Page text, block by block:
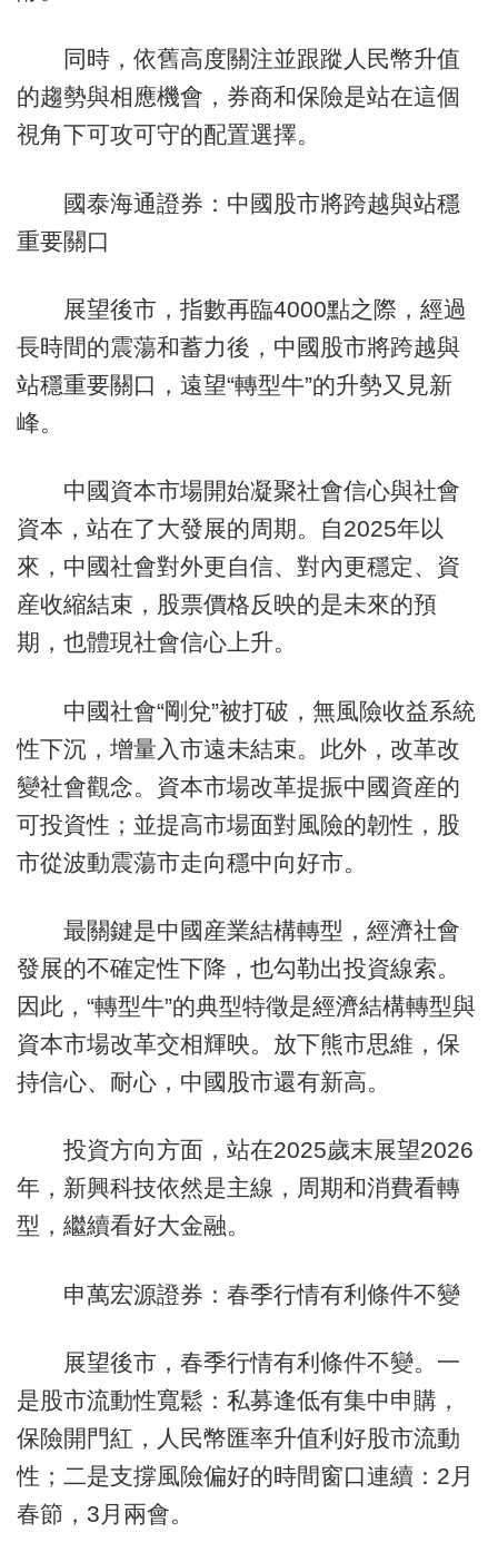
同時，依舊高度關注並跟蹤人民幣升值
的趨勢與相應機會，券商和保險是站在這個
視角下可攻可守的配置選擇。
國泰海通證券：中國股市將跨越與站穩
重要關口
展望後市，指數再臨4000點之際，經過
長時間的震蕩和蓄力後，中國股市將跨越與
站穩重要關口，遠望“轉型牛”的升勢又見新
峰。
中國資本市場開始凝聚社會信心與社會
資本，站在了大發展的周期。自2025年以
來，中國社會對外更自信、對內更穩定、資
産收縮結束，股票價格反映的是未來的預
期，也體現社會信心上升。
中國社會“剛兌”被打破，無風險收益系統
性下沉，增量入市遠未結束。此外，改革改
變社會觀念。資本市場改革提振中國資産的
可投資性；並提高市場面對風險的韌性，股
市從波動震蕩市走向穩中向好市。
最關鍵是中國産業結構轉型，經濟社會
發展的不確定性下降，也勾勒出投資線索。
因此，“轉型牛”的典型特徵是經濟結構轉型與
資本市場改革交相輝映。放下熊市思維，保
持信心、耐心，中國股市還有新高。
投資方向方面，站在2025歲末展望2026
年，新興科技依然是主線，周期和消費看轉
型，繼續看好大金融。
申萬宏源證券：春季行情有利條件不變
展望後市，春季行情有利條件不變。一
是股市流動性寬鬆：私募逢低有集中申購，
保險開門紅，人民幣匯率升值利好股市流動
性；二是支撐風險偏好的時間窗口連續：2月
春節，3月兩會。